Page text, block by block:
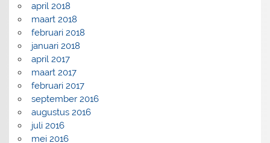
april 2018
maart 2018
februari 2018
januari 2018
april 2017
maart 2017
februari 2017
september 2016
augustus 2016
juli 2016
mei 2016